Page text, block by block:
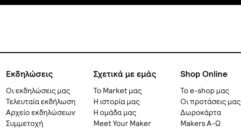
Εκδηλώσεις
Οι εκδηλώσεις μας
Τελευταία εκδήλωση
Αρχείο εκδηλώσεων
Συμμετοχή
Σχετικά με εμάς
Το Market μας
Η ιστορία μας
Η ομάδα μας
Meet Your Maker
Shop Online
Το e-shop μας
Οι προτάσεις μας
Δωροκάρτα
Makers A-Ω